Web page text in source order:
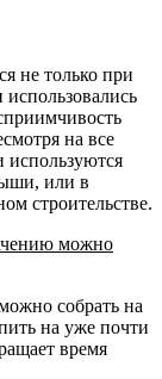
не только при
на все
используются
или в
строительстве.
можно
собрать на
на уже почти
время